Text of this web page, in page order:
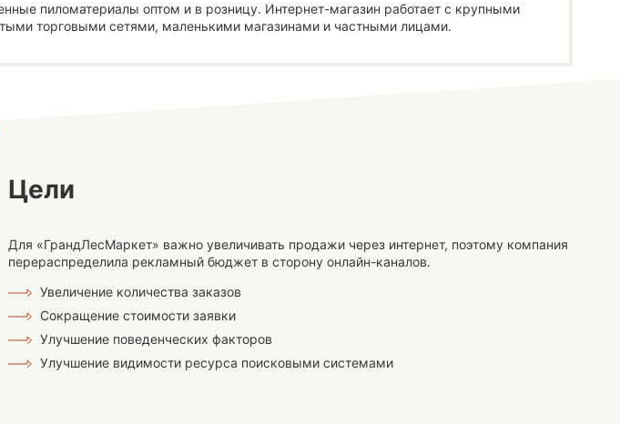
пиломатериалы оптом и в розницу. Интернет-магазин работает с крупными
торговыми сетями, маленькими магазинами и частными лицами.
Цели
Для «ГрандЛесМаркет» важно увеличивать продажи через интернет, поэтому компания
перераспределила рекламный бюджет в сторону онлайн-каналов.
Увеличение количества заказов
Сокращение стоимости заявки
Улучшение поведенческих факторов
Улучшение видимости ресурса поисковыми системами